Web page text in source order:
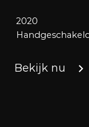
2020
Bekijk nu